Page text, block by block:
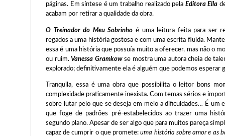
páginas. Em síntese é um trabalho realizado pela Editora Ella
acabam por retirar a qualidade da obra.
O Treinador do Meu Sobrinho é uma leitura feita para ser
regados a uma história gostosa e com uma escrita fluida.
essa é uma história que possuía muito a oferecer, mas não o
ou ruim.Vanessa Gramkowse mostra uma autora cheia de
explorado; definitivamente ela é alguém que podemos esperar
Tranquila, essa é uma obra que possibilita o leitor bons
complexidade praticamente inexista. Com temas sérios e
sobre lutar pelo que se deseja em meio a dificuldades… É um
que foge de padrões pré-estabelecidos ao trazer uma
segundo plano. Apesar de ser algo que para muitos pareça
capaz de cumprir o que promete:uma história sobre amor e as